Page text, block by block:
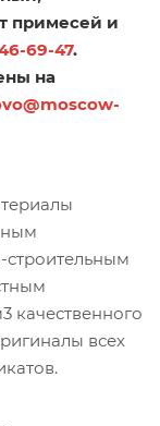
примесей и
69-47.
на
качественного
всех